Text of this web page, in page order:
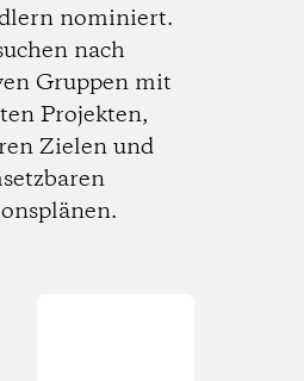
nominiert.
nach
Gruppen mit
Projekten,
Zielen und